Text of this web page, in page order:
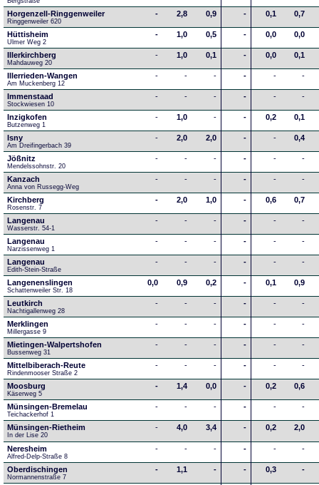
Horgenzell-Ringgenweiler
Ringgenweiler 620
- 2,8 0,9 - 0,1 0,7
Hüttisheim
Ulmer Weg 2
- 1,0 0,5 - 0,0 0,0
Illerkirchberg
Mahdauweg 20
- 1,0 0,1 - 0,0 0,1
Illerrieden-Wangen
Am Muckenberg 12
- - - - - -
Immenstaad
Stockwiesen 10
- - - - - -
Inzigkofen
Butzenweg 1
- 1,0 - - 0,2 0,1
Isny
Am Dreifingerbach 39
- 2,0 2,0 - - 0,4
Jößnitz
Mendelssohnstr. 20
- - - - - -
Kanzach
Anna von Russegg-Weg
- - - - - -
Kirchberg
Rosenstr. 7
- 2,0 1,0 - 0,6 0,7
Langenau
Wasserstr. 54-1
- - - - - -
Langenau
Narzissenweg 1
- - - - - -
Langenau
Edith-Stein-Straße
- - - - - -
Langenenslingen
Schattenweiler Str. 18
0,0 0,9 0,2 - 0,1 0,9
Leutkirch
Nachtigallenweg 28
- - - - - -
Merklingen
Millergasse 9
- - - - - -
Mietingen-Walpertshofen
Bussenweg 31
- - - - - -
Mittelbiberach-Reute
Rindenmooser Straße 2
- - - - - -
Moosburg
Käserweg 5
- 1,4 0,0 - 0,2 0,6
Münsingen-Bremelau
Teichackerhof 1
- - - - - -
Münsingen-Rietheim
In der Lise 20
- 4,0 3,4 - 0,2 2,0
Neresheim
Alfred-Delp-Straße 8
- - - - - -
Oberdischingen
Normannenstraße 7
- 1,1 - - 0,3 -